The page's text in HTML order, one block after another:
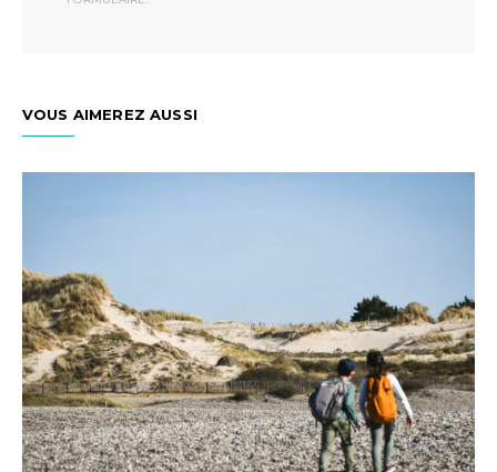
VOUS AIMEREZ AUSSI